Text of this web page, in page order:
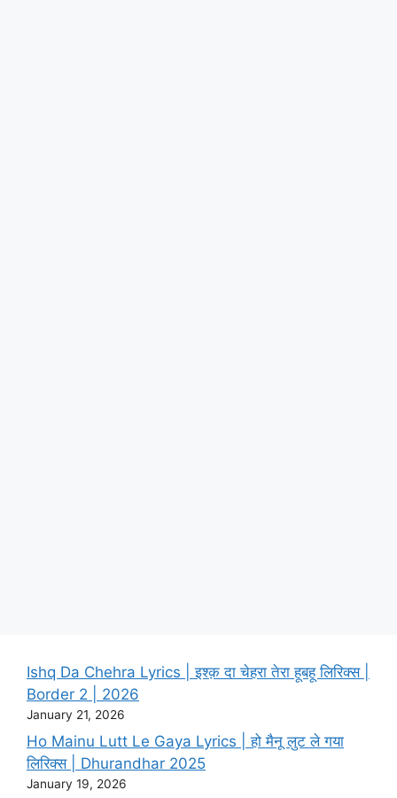
Ishq Da Chehra Lyrics | इश्क़ दा चेहरा तेरा हूबहू लिरिक्स |
Border 2 | 2026
January 21, 2026
Ho Mainu Lutt Le Gaya Lyrics | हो मैनू लुट ले गया
लिरिक्स | Dhurandhar 2025
January 19, 2026